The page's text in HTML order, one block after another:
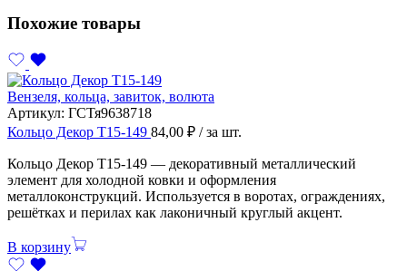
Похожие товары
Вензеля, кольца, завиток, волюта
Артикул: ГСТя9638718
Кольцо Декор Т15-149 84,00 ₽ / за шт.
Кольцо Декор Т15-149 — декоративный металлический
элемент для холодной ковки и оформления
металлоконструкций. Используется в воротах, ограждениях,
решётках и перилах как лаконичный круглый акцент.
В корзину